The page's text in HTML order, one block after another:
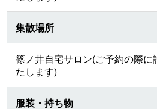
集散場所
篠ノ井自宅サロン(ご予約の際
たします)
服装・持ち物